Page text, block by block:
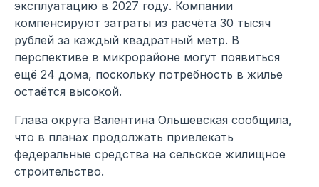
эксплуатацию в 2027 году. Компании
компенсируют затраты из расчёта 30 тысяч
рублей за каждый квадратный метр. В
перспективе в микрорайоне могут появиться
ещё 24 дома, поскольку потребность в жилье
остаётся высокой.
Глава округа Валентина Ольшевская сообщила,
что в планах продолжать привлекать
федеральные средства на сельское жилищное
строительство.